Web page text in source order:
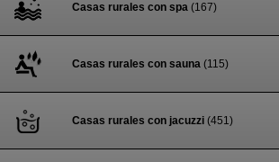
Casas rurales con spa (167)
Casas rurales con sauna (115)
Casas rurales con jacuzzi (451)